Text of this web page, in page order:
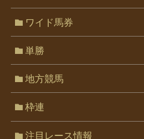
ワイド馬券
単勝
地方競馬
枠連
注目レース情報